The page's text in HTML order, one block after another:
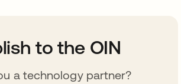
to the OIN
a technology partner?